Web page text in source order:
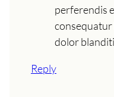
perferendis
dolor
Reply